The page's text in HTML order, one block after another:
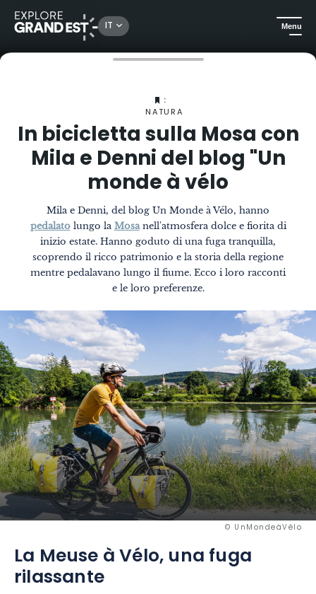
IT Menu
La Rivista In bicicletta sulla Mosa con Mila e Denni del blog "Un monde à vélo
:
NATURA
In bicicletta sulla Mosa con
Mila e Denni del blog "Un
monde à vélo
Mila e Denni, del blog Un Monde à Vélo, hanno
pedalatolungo la Mosanell'atmosfera dolce e fiorita di
inizio estate. Hanno goduto di una fuga tranquilla,
scoprendo il ricco patrimonio e la storia della regione
mentre pedalavano lungo il fiume. Ecco i loro racconti
e le loro preferenze.
© UnMondeàVélo
La Meuse à Vélo, una fuga
rilassante